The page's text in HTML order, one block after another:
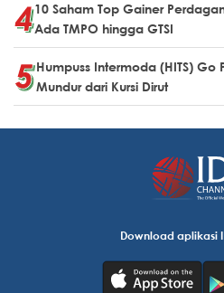
10 Saham Top Gainer
Ada TMPO hingga GTSI
Humpuss Intermoda (HITS)
Mundur dari Kursi Dirut
Download aplikasi